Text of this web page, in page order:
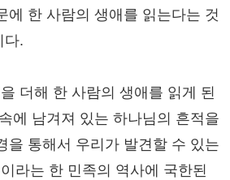
에 한 사람의 생애를 읽는다는 것
다.
더해 한 사람의 생애를 읽게 된
에 남겨져 있는 하나님의 흔적을
을 통해서 우리가 발견할 수 있는
라는 한 민족의 역사에 국한된